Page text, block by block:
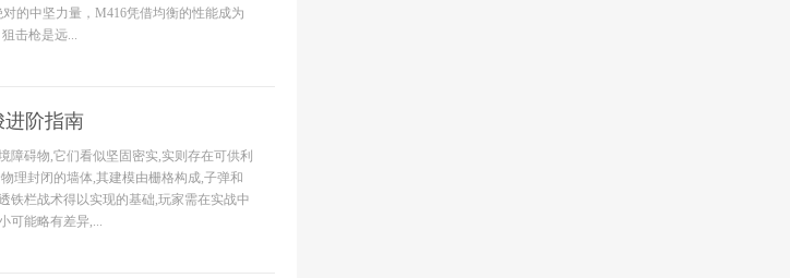
的中坚力量，M416凭借均衡的性能成为
击枪是远...
进阶指南
障碍物,它们看似坚固密实,实则存在可供利
理封闭的墙体,其建模由栅格构成,子弹和
铁栏战术得以实现的基础,玩家需在实战中
可能略有差异,...